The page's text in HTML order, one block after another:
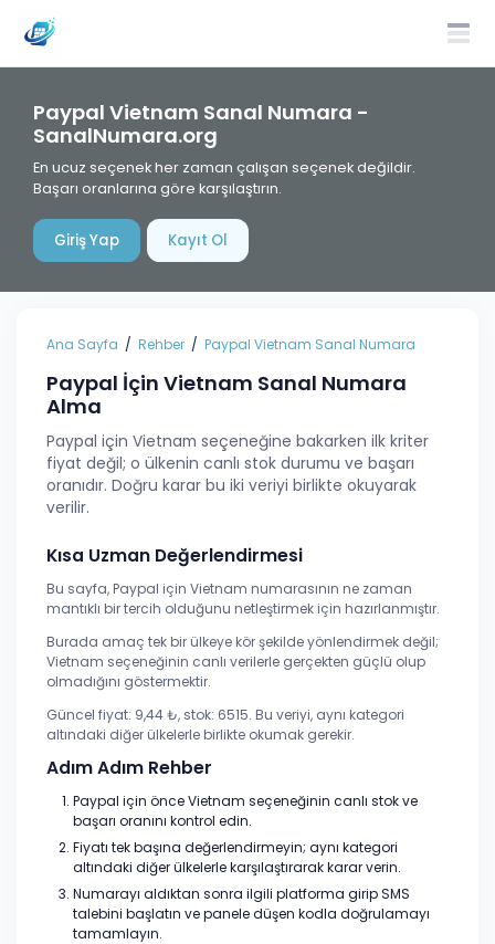
Paypal Vietnam Sanal Numara -
SanalNumara.org
En ucuz seçenek her zaman çalışan seçenek değildir.
Başarı oranlarına göre karşılaştırın.
Giriş Yap Kayıt Ol
Ana Sayfa Rehber Paypal Vietnam Sanal Numara
Paypal İçin Vietnam Sanal Numara
Alma
Paypal için Vietnam seçeneğine bakarken ilk kriter
fiyat değil; o ülkenin canlı stok durumu ve başarı
oranıdır. Doğru karar bu iki veriyi birlikte okuyarak
verilir.
Kısa Uzman Değerlendirmesi
Bu sayfa, Paypal için Vietnam numarasının ne zaman
mantıklı bir tercih olduğunu netleştirmek için hazırlanmıştır.
Burada amaç tek bir ülkeye kör şekilde yönlendirmek değil;
Vietnam seçeneğinin canlı verilerle gerçekten güçlü olup
olmadığını göstermektir.
Güncel fiyat: 9,44 ₺, stok: 6515. Bu veriyi, aynı kategori
altındaki diğer ülkelerle birlikte okumak gerekir.
Adım Adım Rehber
Paypal için önce Vietnam seçeneğinin canlı stok ve
başarı oranını kontrol edin.
Fiyatı tek başına değerlendirmeyin; aynı kategori
altındaki diğer ülkelerle karşılaştırarak karar verin.
Numarayı aldıktan sonra ilgili platforma girip SMS
talebini başlatın ve panele düşen kodla doğrulamayı
tamamlayın.